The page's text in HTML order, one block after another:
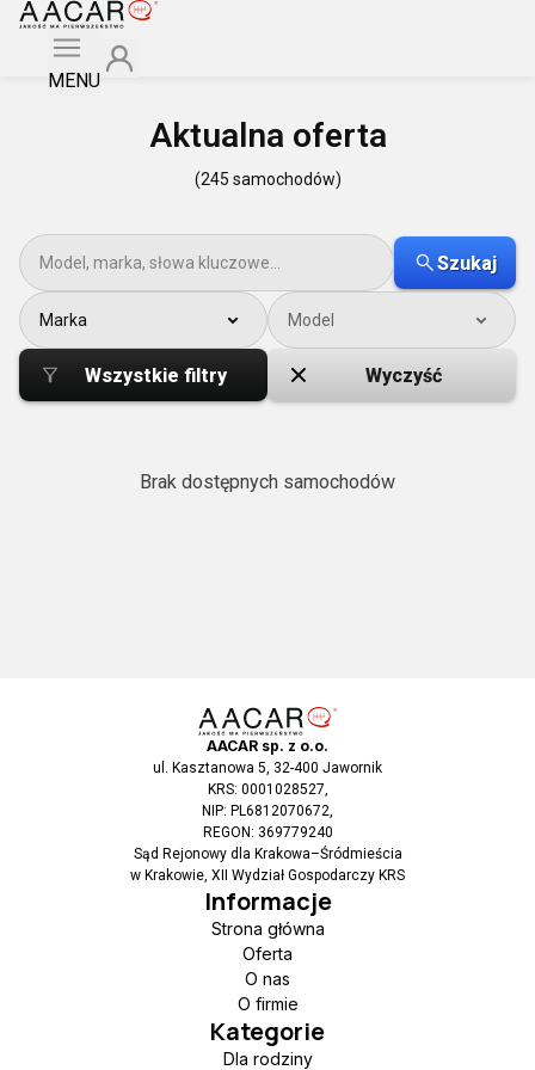
MENU
Aktualna oferta
(245 samochodów)
Szukaj
Marka Model
Wszystkie filtry Wyczyść
Brak dostępnych samochodów
AACAR sp. z o.o.
ul. Kasztanowa 5, 32-400 Jawornik
KRS: 0001028527,
NIP: PL6812070672,
REGON: 369779240
Sąd Rejonowy dla Krakowa–Śródmieścia
w Krakowie, XII Wydział Gospodarczy KRS
Informacje
Strona główna
Oferta
O nas
O firmie
Kategorie
Dla rodziny